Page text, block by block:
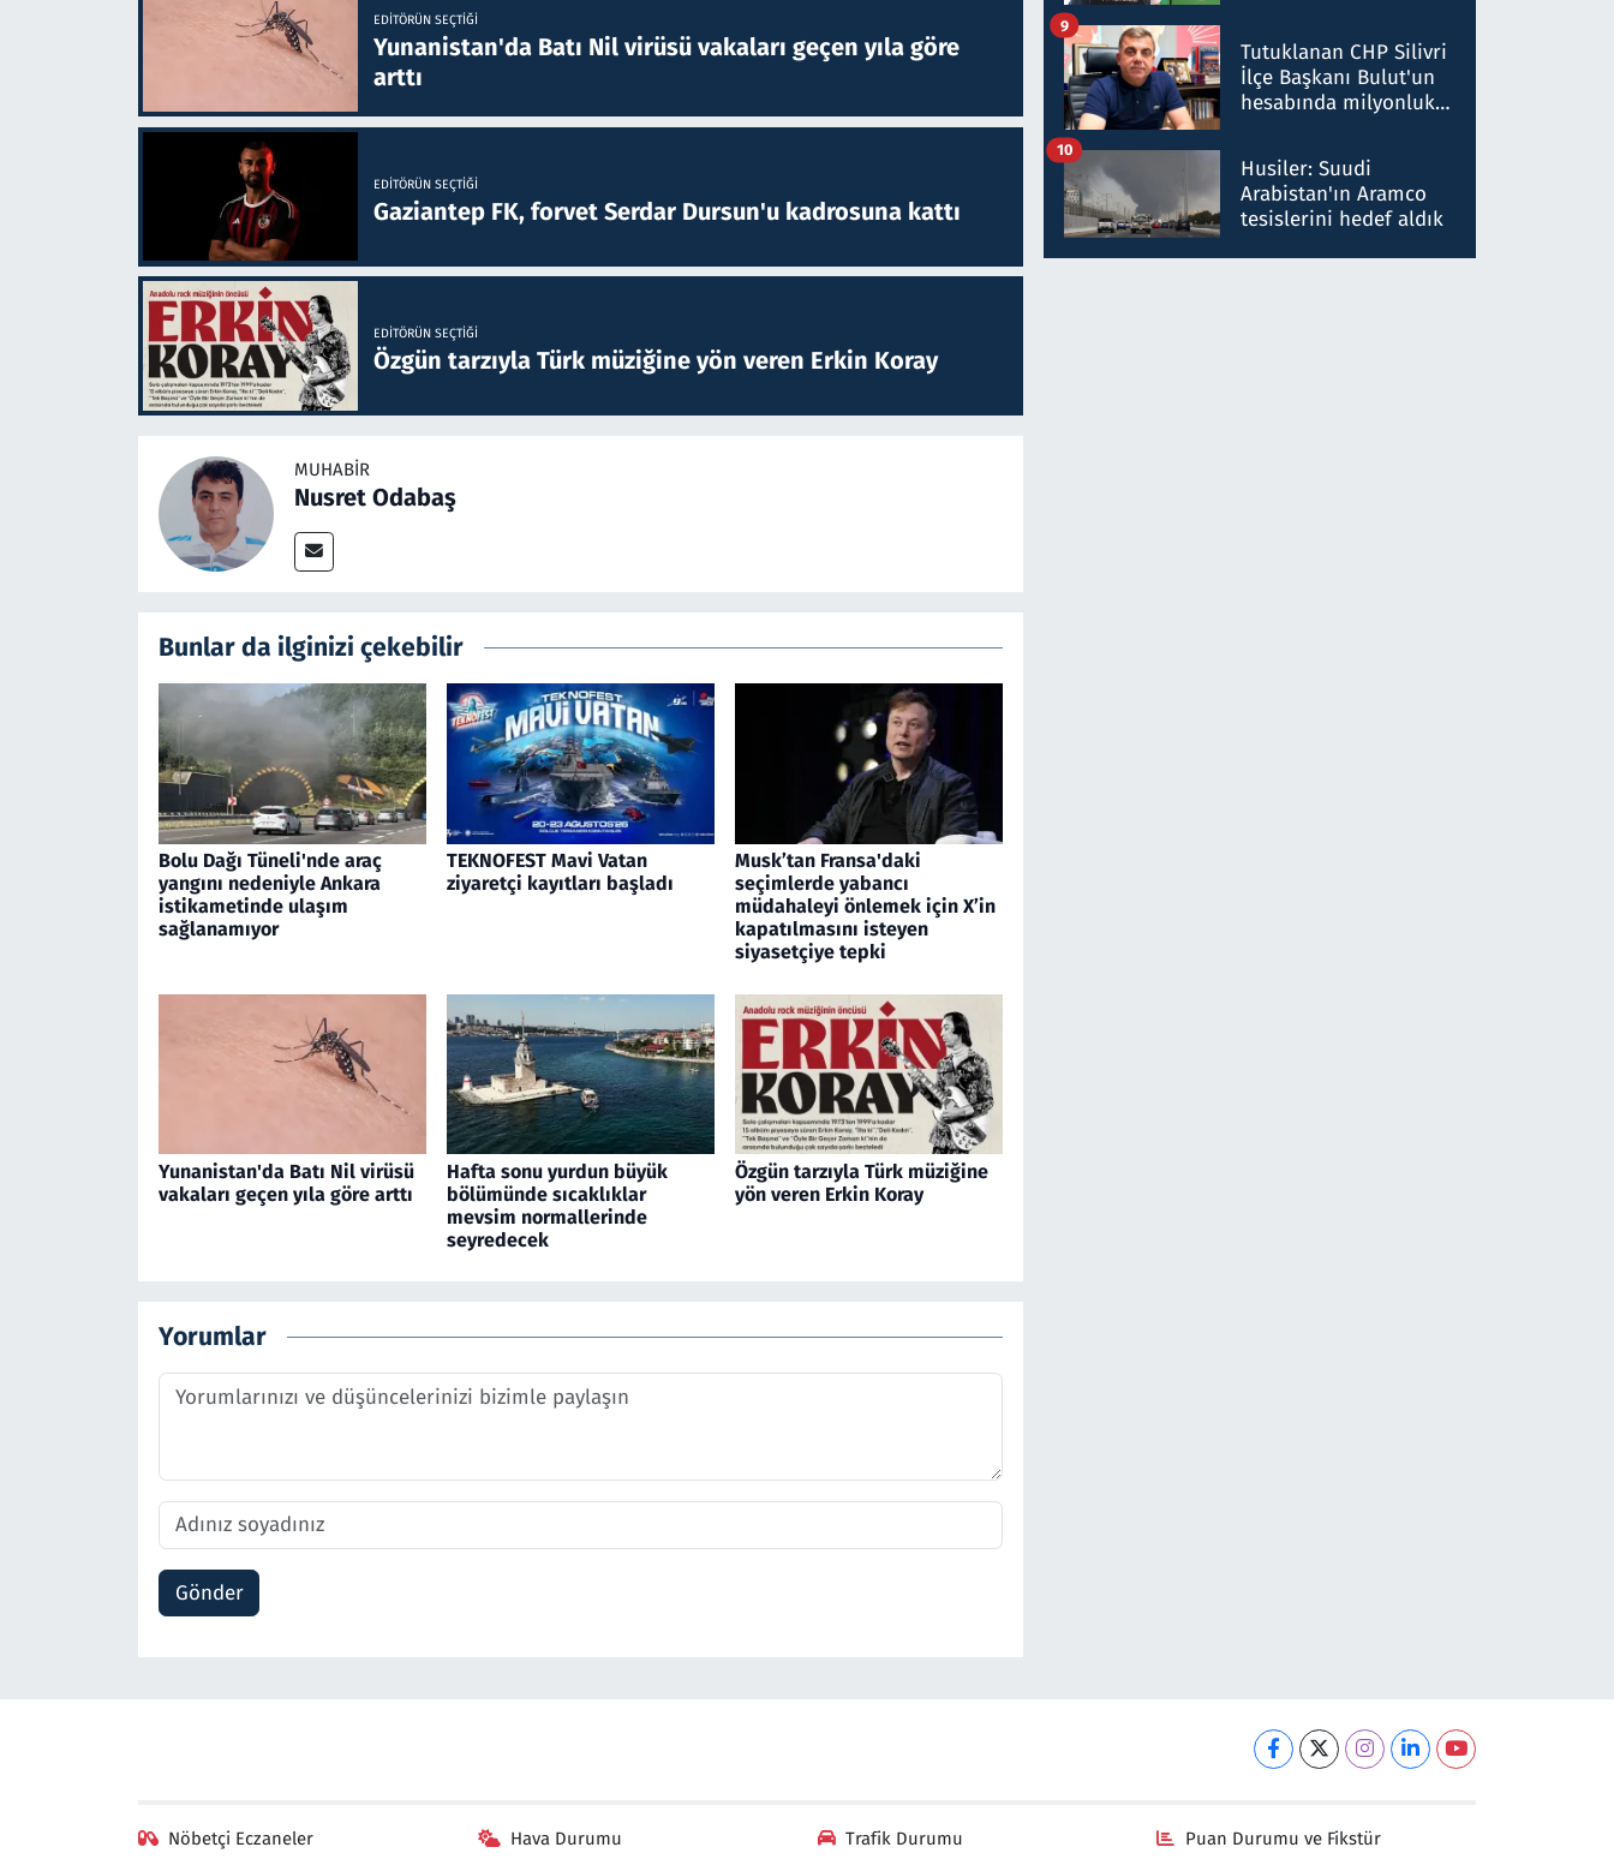
EDITÖRÜN SEÇTIĞI
Yunanistan'da Batı Nil virüsü vakaları geçen yıla göre
arttı
EDITÖRÜN SEÇTIĞI
Gaziantep FK, forvet Serdar Dursun'u kadrosuna kattı
EDITÖRÜN SEÇTIĞI
Özgün tarzıyla Türk müziğine yön veren Erkin Koray
MUHABIR
Nusret Odabaş
Bunlar da ilginizi çekebilir
Bolu Dağı Tüneli'nde araç
yangını nedeniyle Ankara
istikametinde ulaşım
sağlanamıyor
TEKNOFEST Mavi Vatan
ziyaretçi kayıtları başladı
Musk’tan Fransa'daki
seçimlerde yabancı
müdahaleyi önlemek için X’in
kapatılmasını isteyen
siyasetçiye tepki
Yunanistan'da Batı Nil virüsü
vakaları geçen yıla göre arttı
Hafta sonu yurdun büyük
bölümünde sıcaklıklar
mevsim normallerinde
seyredecek
Özgün tarzıyla Türk müziğine
yön veren Erkin Koray
Yorumlar
Gönder
düşürüldüğü" iddiasını
yalanladı
Tutuklanan CHP Silivri
İlçe Başkanı Bulut'un
hesabında milyonluk
talimat verdi, ben
gönderdim
9
Husiler: Suudi
Arabistan'ın Aramco
tesislerini hedef aldık
10
Nöbetçi Eczaneler Hava Durumu Trafik Durumu Puan Durumu ve Fikstür